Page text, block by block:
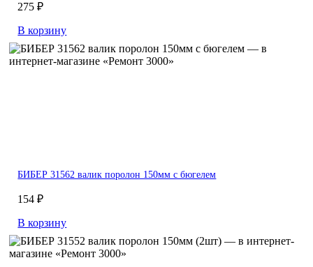
275 ₽
В корзину
БИБЕР 31562 валик поролон 150мм с бюгелем
154 ₽
В корзину